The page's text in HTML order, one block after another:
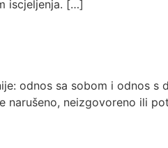
iscjeljenja. […]
odnos sa sobom i odnos s
neizgovoreno ili